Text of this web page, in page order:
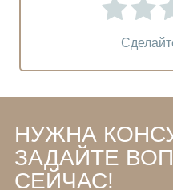
НУЖНА
ЗАДАЙТЕ
СЕЙЧАС!